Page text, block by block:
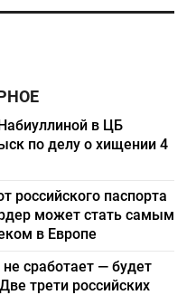
в ЦБ
по делу о хищении 4
российского паспорта
может стать самым
в Европе
сработает — будет
трети российских